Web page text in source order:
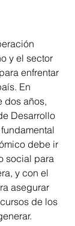
y el sector
enfrentar
En
dos años,
Desarrollo
debe ir
social para
y con el
asegurar
de los